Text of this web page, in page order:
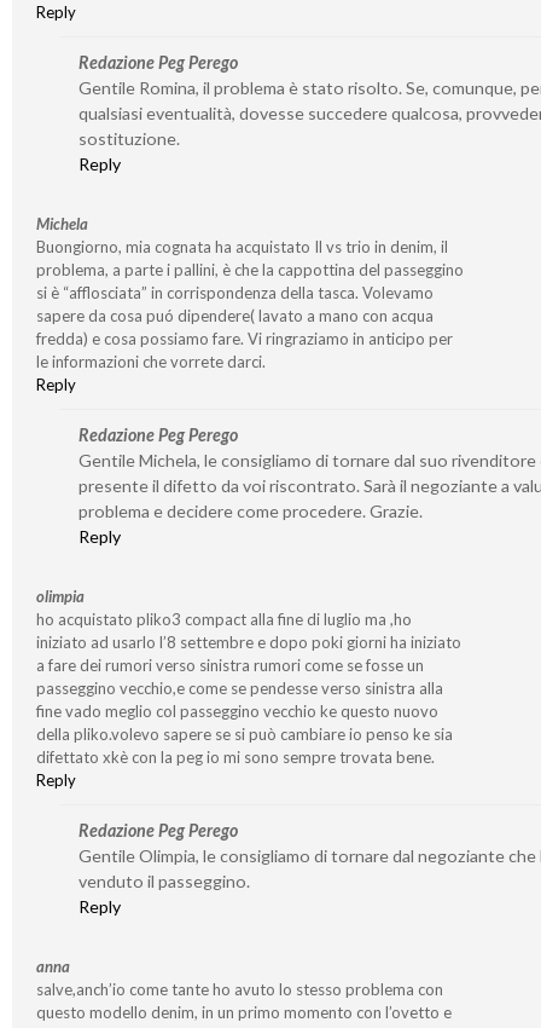
Reply
Redazione Peg Perego
Gentile Romina, il problema è stato risolto. Se, comunque,
qualsiasi eventualità, dovesse succedere qualcosa,
sostituzione.
Reply
Michela
Buongiorno, mia cognata ha acquistato Il vs trio in denim, il
problema, a parte i pallini, è che la cappottina del passeggino
si è “afflosciata” in corrispondenza della tasca. Volevamo
sapere da cosa puó dipendere( lavato a mano con acqua
fredda) e cosa possiamo fare. Vi ringraziamo in anticipo per
le informazioni che vorrete darci.
Reply
Redazione Peg Perego
Gentile Michela, le consigliamo di tornare dal suo rivenditore
presente il difetto da voi riscontrato. Sarà il negoziante a
problema e decidere come procedere. Grazie.
Reply
olimpia
ho acquistato pliko3 compact alla fine di luglio ma ,ho
iniziato ad usarlo l’8 settembre e dopo poki giorni ha iniziato
a fare dei rumori verso sinistra rumori come se fosse un
passeggino vecchio,e come se pendesse verso sinistra alla
fine vado meglio col passeggino vecchio ke questo nuovo
della pliko.volevo sapere se si può cambiare io penso ke sia
difettato xkè con la peg io mi sono sempre trovata bene.
Reply
Redazione Peg Perego
Gentile Olimpia, le consigliamo di tornare dal negoziante che
venduto il passeggino.
Reply
anna
salve,anch’io come tante ho avuto lo stesso problema con
questo modello denim, in un primo momento con l’ovetto e